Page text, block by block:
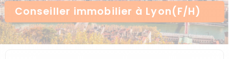
Conseiller immobilier à Lyon(F/H)